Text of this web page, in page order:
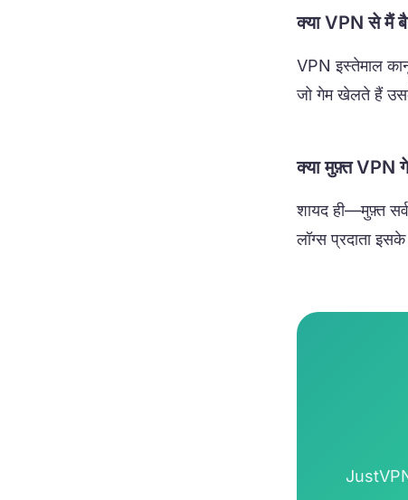
क्या VPN से मैं
VPN इस्तेमाल
जो गेम खेलते हैं
क्या मुफ़्त VPN
शायद ही—मुफ़्त
लॉग्स प्रदाता